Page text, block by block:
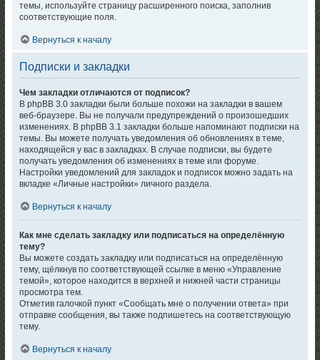
темы, используйте страницу расширенного поиска, заполнив
соответствующие поля.
Вернуться к началу
Подписки и закладки
Чем закладки отличаются от подписок?
В phpBB 3.0 закладки были больше похожи на закладки в вашем
веб-браузере. Вы не получали предупреждений о произошедших
изменениях. В phpBB 3.1 закладки больше напоминают подписки на
темы. Вы можете получать уведомления об обновлениях в теме,
находящейся у вас в закладках. В случае подписки, вы будете
получать уведомления об изменениях в теме или форуме.
Настройки уведомлений для закладок и подписок можно задать на
вкладке «Личные настройки» личного раздела.
Вернуться к началу
Как мне сделать закладку или подписаться на определённую
тему?
Вы можете создать закладку или подписаться на определённую
тему, щёлкнув по соответствующей ссылке в меню «Управление
темой», которое находится в верхней и нижней части страницы
просмотра тем.
Отметив галочкой пункт «Сообщать мне о получении ответа» при
отправке сообщения, вы также подпишетесь на соответствующую
тему.
Вернуться к началу